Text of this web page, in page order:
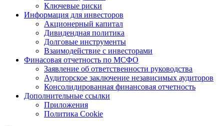
Ключевые риски
Информация для инвесторов
Акционерный капитал
Дивидендная политика
Долговые инструменты
Взаимодействие с инвеcторами
Финасовая отчетность по МСФО
Заявление об ответственности руководства
Аудиторское заключение независимых аудиторов
Консолидированная финансовая отчетность
Дополнительные ссылки
Приложения
Политика Cookie